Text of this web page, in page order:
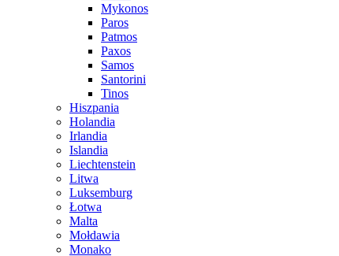
Mykonos
Paros
Patmos
Paxos
Samos
Santorini
Tinos
Hiszpania
Holandia
Irlandia
Islandia
Liechtenstein
Litwa
Luksemburg
Łotwa
Malta
Mołdawia
Monako